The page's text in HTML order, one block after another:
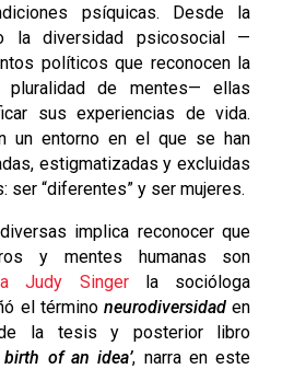
psíquicas. Desde la
o la diversidad psicosocial —
políticos que reconocen la
pluralidad de mentes— ellas
sus experiencias de vida.
un entorno en el que se han
estigmatizadas y excluidas
ser “diferentes” y ser mujeres.
implica reconocer que
y mentes humanas son
Judy Singerla socióloga
el término neurodiversidad en
la tesis y posterior libro
of an idea’, narra en este